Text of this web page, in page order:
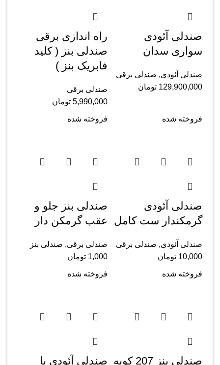
صندلی آئودی
سواری سدان
صندلی آئودی, صندلی برقی
129,900,000 تومان
راه اندازی برقی
صندلی بنز ( کلید
فابریک بنز )
صندلی برقی
5,990,000 تومان
فروخته شده
صندلی آئودی
گرمکندار ست کامل
صندلی آئودی, صندلی برقی
10,000 تومان
فروخته شده
صندلی بنز جلو و
عقب گرمکن دار
صندلی برقی, صندلی بنز
1,000 تومان
فروخته شده
صندلی بنز 207 کوپه
فروخته شده
صندلی آئودی با